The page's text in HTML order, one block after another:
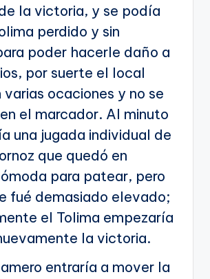
la victoria, y se podía
perdido y sin
poder hacerle daño a
por suerte el local
ocaciones y no se
el marcador. Al minuto
una jugada individual de
que quedó en
para patear, pero
fué demasiado elevado;
el Tolima empezaría
la victoria.
entraría a mover la